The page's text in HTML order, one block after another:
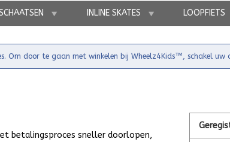
INLINE SKATES LOOPFIETS
Om door te gaan met winkelen bij Wheelz4Kids™, schakel uw
betalingsproces sneller doorlopen,